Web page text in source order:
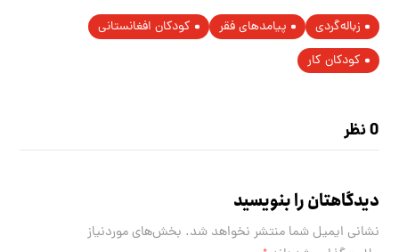
زباله‌گردی پیامدهای فقر
کودکان افغانستانی
کودکان کار
0 نظر
دیدگاهتان را بنویسید
نشانی ایمیل شما منتشر نخواهد شد. بخش‌های موردنیاز